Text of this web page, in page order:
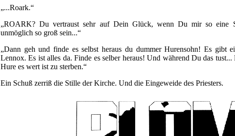
„...Roark.“
„ROARK? Du vertraust sehr auf Dein Glück, wenn Du mir so eine
unmöglich so groß sein...“
„Dann geh und finde es selbst heraus du dummer Hurensohn! Es gibt
Lennox. Es ist alles da. Finde es selber heraus! Und während Du das
Hure es wert ist zu sterben.“
Ein Schuß zerriß die Stille der Kirche. Und die Eingeweide des Priesters.